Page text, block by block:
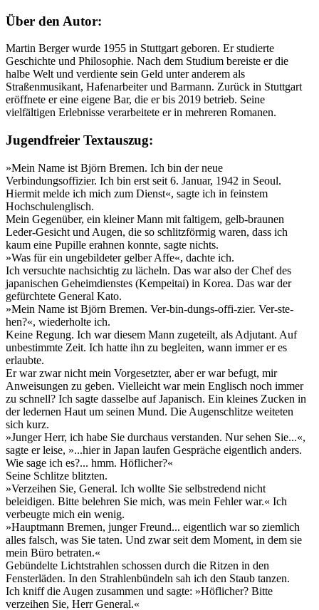
Über den Autor:
Martin Berger wurde 1955 in Stuttgart geboren. Er studierte
Geschichte und Philosophie. Nach dem Studium bereiste er die
halbe Welt und verdiente sein Geld unter anderem als
Straßenmusikant, Hafenarbeiter und Barmann. Zurück in Stuttgart
eröffnete er eine eigene Bar, die er bis 2019 betrieb. Seine
vielfältigen Erlebnisse verarbeitete er in mehreren Romanen.
Jugendfreier Textauszug:
»Mein Name ist Björn Bremen. Ich bin der neue
Verbindungsoffizier. Ich bin erst seit 6. Januar, 1942 in Seoul.
Hiermit melde ich mich zum Dienst«, sagte ich in feinstem
Hochschulenglisch.
Mein Gegenüber, ein kleiner Mann mit faltigem, gelb-braunen
Leder-Gesicht und Augen, die so schlitzförmig waren, dass ich
kaum eine Pupille erahnen konnte, sagte nichts.
»Was für ein ungebildeter gelber Affe«, dachte ich.
Ich versuchte nachsichtig zu lächeln. Das war also der Chef des
japanischen Geheimdienstes (Kempeitai) in Korea. Das war der
gefürchtete General Kato.
»Mein Name ist Björn Bremen. Ver-bin-dungs-offi-zier. Ver-ste-
hen?«, wiederholte ich.
Keine Regung. Ich war diesem Mann zugeteilt, als Adjutant. Auf
unbestimmte Zeit. Ich hatte ihn zu begleiten, wann immer er es
erlaubte.
Er war zwar nicht mein Vorgesetzter, aber er war befugt, mir
Anweisungen zu geben. Vielleicht war mein Englisch noch immer
zu schnell? Ich sagte dasselbe auf Japanisch. Ein kleines Zucken in
der ledernen Haut um seinen Mund. Die Augenschlitze weiteten
sich kurz.
»Junger Herr, ich habe Sie durchaus verstanden. Nur sehen Sie...«,
sagte er leise, »...hier in Japan laufen Gespräche eigentlich anders.
Wie sage ich es?... hmm. Höflicher?«
Seine Schlitze blitzten.
»Verzeihen Sie, General. Ich wollte Sie selbstredend nicht
beleidigen. Bitte belehren Sie mich, was mein Fehler war.« Ich
verbeugte mich ein wenig.
»Hauptmann Bremen, junger Freund... eigentlich war so ziemlich
alles falsch, was Sie taten. Und zwar seit dem Moment, in dem sie
mein Büro betraten.«
Gebündelte Lichtstrahlen schossen durch die Ritzen in den
Fensterläden. In den Strahlenbündeln sah ich den Staub tanzen.
Ich kniff die Augen zusammen und sagte: »Höflicher? Bitte
verzeihen Sie, Herr General.«